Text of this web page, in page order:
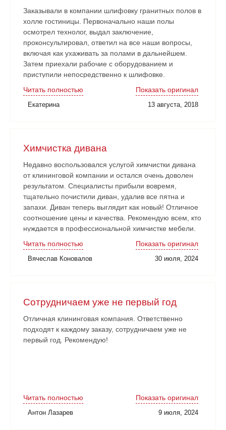
Заказывали в компании шлифовку гранитных полов в
холле гостиницы. Первоначально наши полы
осмотрел технолог, выдал заключение,
проконсультировал, ответил на все наши вопросы,
включая как ухаживать за полами в дальнейшем.
Затем приехали рабочие с оборудованием и
приступили непосредственно к шлифовке.
наши замечания и пожелания учитывали. Работа
сдана в срок. Очень довольны!
Читать полностью Показать оригинал
Екатерина 13 августа, 2018
Химчистка дивана
Недавно воспользовался услугой химчистки дивана
от клининговой компании и остался очень доволен
результатом. Специалисты прибыли вовремя,
тщательно почистили диван, удалив все пятна и
запахи. Диван теперь выглядит как новый! Отличное
соотношение цены и качества. Рекомендую всем, кто
нуждается в профессиональной химчистке мебели.
Читать полностью
Показать оригинал
Вячеслав Коновалов 30 июля, 2024
Сотрудничаем уже не первый год
Отличная клининговая компания. Ответственно
подходят к каждому заказу, сотрудничаем уже не
первый год. Рекомендую!
Читать полностью Показать оригинал
Антон Лазарев 9 июля, 2024